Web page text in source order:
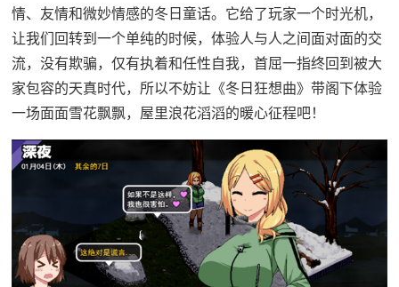
情、友情和微妙情感的冬日童话。它给了玩家一个时光机，
让我们回转到一个单纯的时候，体验人与人之间面对面的交
流，没有欺骗，仅有执着和任性自我，首屈一指终回到被大
家包容的天真时代，所以不妨让《冬日狂想曲》带阁下体验
一场​​面面雪花飘飘，屋里浪花滔滔​​的暖心征程吧！